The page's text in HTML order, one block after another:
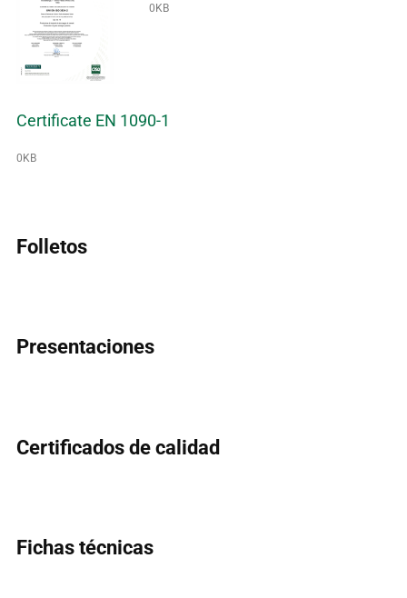
0KB
Certificate EN 1090-1
0KB
Folletos
Presentaciones
Certificados de calidad
Fichas técnicas